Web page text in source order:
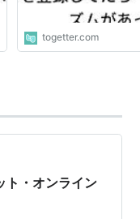
togetter.com
ト・オンライン